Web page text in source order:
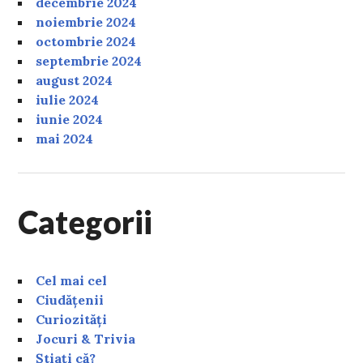
noiembrie 2024
octombrie 2024
septembrie 2024
august 2024
iulie 2024
iunie 2024
mai 2024
Categorii
Cel mai cel
Ciudățenii
Curiozități
Jocuri & Trivia
Știați că?